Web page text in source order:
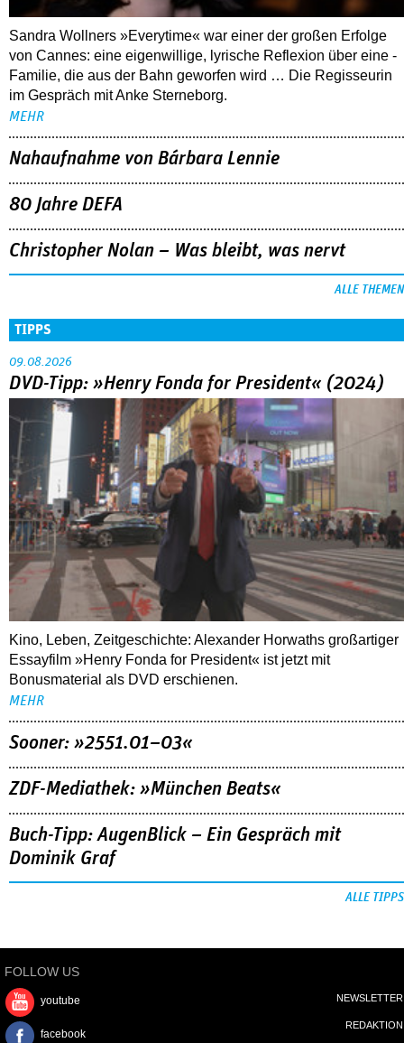
Sandra Wollners »Everytime« war einer der großen Erfolge
von Cannes: eine eigenwillige, lyrische Reflexion über eine ­
Familie, die aus der Bahn geworfen wird … Die Regisseurin
im Gespräch mit Anke Sterneborg.
MEHR
Nahaufnahme von Bárbara Lennie
80 Jahre DEFA
Christopher Nolan – Was bleibt, was nervt
ALLE THEMEN
TIPPS
09.08.2026
DVD-Tipp: »Henry Fonda for President« (2024)
Kino, Leben, Zeitgeschichte: Alexander Horwaths großartiger
Essayfilm »Henry Fonda for President« ist jetzt mit
Bonusmaterial als DVD erschienen.
MEHR
Sooner: »2551.01–03«
ZDF-Mediathek: »München Beats«
Buch-Tipp: AugenBlick – Ein Gespräch mit
Dominik Graf
ALLE TIPPS
FOLLOW US
youtube
facebook
NEWSLETTER
REDAKTION